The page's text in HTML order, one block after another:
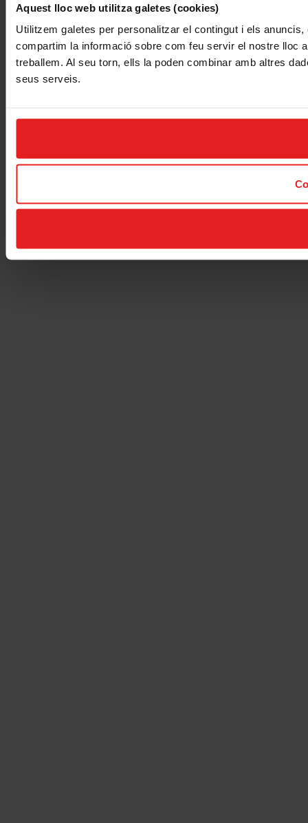
Aquest lloc web utilitza galetes (cookies)
Utilitzem galetes per personalitzar el contingut i els
compartim la informació sobre com feu servir el nostre lloc
treballem. Al seu torn, ells la poden combinar amb altres
seus serveis.